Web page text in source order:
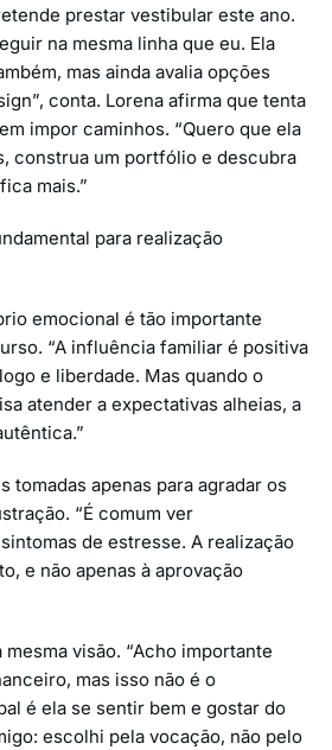
prestar vestibular este ano.
na mesma linha que eu. Ela
mas ainda avalia opções
conta. Lorena afirma que tenta
impor caminhos. “Quero que ela
construa um portfólio e descubra
mais.”
para realização
emocional é tão importante
“A influência familiar é positiva
e liberdade. Mas quando o
atender a expectativas alheias, a
tomadas apenas para agradar os
“É comum ver
de estresse. A realização
e não apenas à aprovação
visão. “Acho importante
mas isso não é o
é ela se sentir bem e gostar do
escolhi pela vocação, não pelo